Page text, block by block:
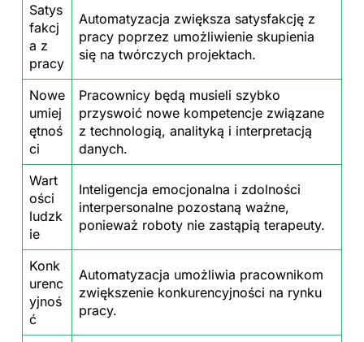
Satys
fakcj
a z
pracy
Automatyzacja zwiększa satysfakcję z
pracy poprzez umożliwienie skupienia
się na twórczych projektach.
Nowe
umiej
ętnoś
ci
Pracownicy będą musieli szybko
przyswoić nowe kompetencje związane
z technologią, analityką i interpretacją
danych.
Wart
ości
ludzk
ie
Inteligencja emocjonalna i zdolności
interpersonalne pozostaną ważne,
ponieważ roboty nie zastąpią terapeuty.
Konk
urenc
yjnoś
ć
Automatyzacja umożliwia pracownikom
zwiększenie konkurencyjności na rynku
pracy.